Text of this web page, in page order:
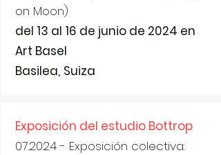
on Moon)
del 13 al 16 de junio de 2024 en
Art Basel
Basilea, Suiza
Exposición del estudio Bottrop
07.2024 - Exposición colectiva: